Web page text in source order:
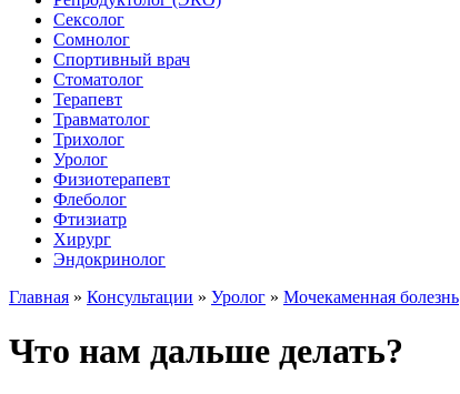
Сексолог
Сомнолог
Спортивный врач
Стоматолог
Терапевт
Травматолог
Трихолог
Уролог
Физиотерапевт
Флеболог
Фтизиатр
Хирург
Эндокринолог
Главная » Консультации » Уролог » Мочекаменная болезнь
Что нам дальше делать?